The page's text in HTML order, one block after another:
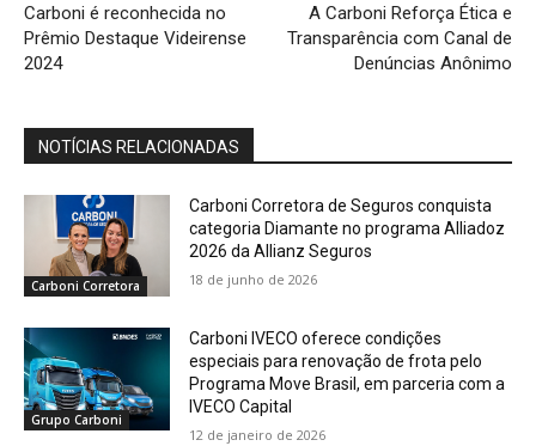
Carboni é reconhecida no
Prêmio Destaque Videirense
2024
A Carboni Reforça Ética e
Transparência com Canal de
Denúncias Anônimo
NOTÍCIAS RELACIONADAS
Carboni Corretora
Carboni Corretora de Seguros conquista
categoria Diamante no programa Alliadoz
2026 da Allianz Seguros
18 de junho de 2026
Grupo Carboni
Carboni IVECO oferece condições
especiais para renovação de frota pelo
Programa Move Brasil, em parceria com a
IVECO Capital
12 de janeiro de 2026